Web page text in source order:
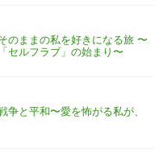
のままの私を好きになる旅 〜
セルフラブ」の始まり〜
争と平和〜愛を怖がる私が、